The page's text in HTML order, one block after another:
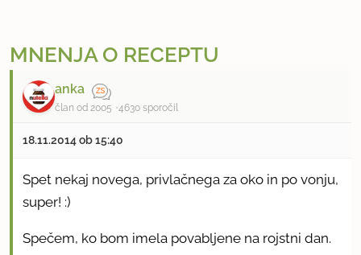
MNENJA O RECEPTU
anka
član od 2005 4630 sporočil
18.11.2014 ob 15:40
Spet nekaj novega, privlačnega za oko in po vonju,
super! :)
Spečem, ko bom imela povabljene na rojstni dan.